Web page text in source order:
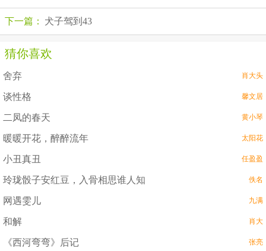
下一篇： 犬子驾到43
猜你喜欢
舍弃 肖大头
谈性格 馨文居
二凤的春天 黄小琴
暖暖开花，醉醉流年 太阳花
小丑真丑 任盈盈
玲珑骰子安红豆，入骨相思谁人知 佚名
网遇雯儿 九满
和解 肖大
《西河弯弯》后记 张亮